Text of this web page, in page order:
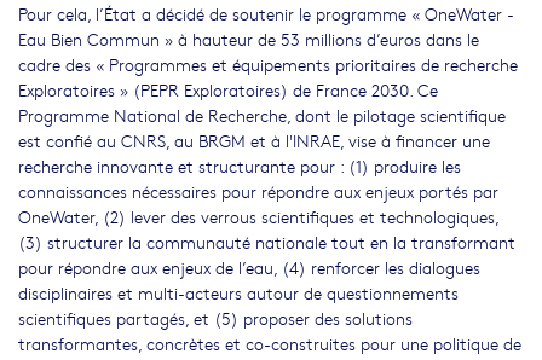
Pour cela, l’État a décidé de soutenir le programme « OneWater -
Eau Bien Commun » à hauteur de 53 millions d’euros dans le
cadre des « Programmes et équipements prioritaires de recherche
Exploratoires » (PEPR Exploratoires) de France 2030. Ce
Programme National de Recherche, dont le pilotage scientifique
est confié au CNRS, au BRGM et à l'INRAE, vise à financer une
recherche innovante et structurante pour : (1) produire les
connaissances nécessaires pour répondre aux enjeux portés par
OneWater, (2) lever des verrous scientifiques et technologiques,
(3) structurer la communauté nationale tout en la transformant
pour répondre aux enjeux de l’eau, (4) renforcer les dialogues
disciplinaires et multi-acteurs autour de questionnements
scientifiques partagés, et (5) proposer des solutions
transformantes, concrètes et co-construites pour une politique de